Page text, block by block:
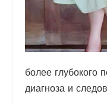
более глубокого
диагноза и